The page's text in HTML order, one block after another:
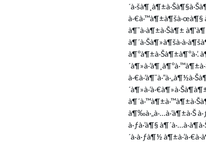
à·€à·™à¶±à¶šà·œà¶§
à¶¯à·à¶±à·Šà¶±
à¶ºà¶±à·Šà¶±à¶ºà·’.
à¶‰à·„à·…à·’à¶±à·Š
à·ƒà·’à¶§
´à·à·ƒà¶½